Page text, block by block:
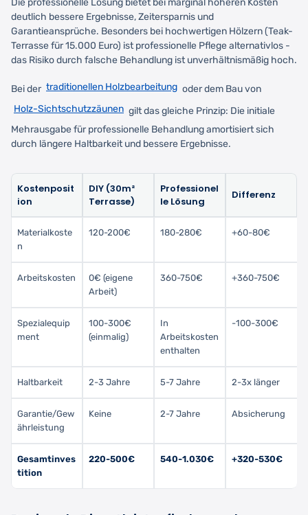
Die professionelle Lösung bietet bei marginal höheren Kosten
deutlich bessere Ergebnisse, Zeitersparnis und
Garantieansprüche. Besonders bei hochwertigen Hölzern (Teak-
Terrasse für 15.000 Euro) ist professionelle Pflege alternativlos -
das Risiko durch falsche Behandlung ist unverhältnismäßig hoch.
Bei der traditionellen Holzbearbeitung oder dem Bau von
Holz-Sichtschutzzäunen gilt das gleiche Prinzip: Die initiale
Mehrausgabe für professionelle Behandlung amortisiert sich
durch längere Haltbarkeit und bessere Ergebnisse.
Kostenposit
ion
DIY (30m²
Terrasse)
Professionel
le Lösung
Differenz
Materialkoste
n
120-200€ 180-280€ +60-80€
Arbeitskosten
0€ (eigene
Arbeit)
360-750€ +360-750€
Spezialequip
ment
100-300€
(einmalig)
In
Arbeitskosten
enthalten
-100-300€
Haltbarkeit 2-3 Jahre 5-7 Jahre 2-3x länger
Garantie/Gew
ährleistung
Keine 2-7 Jahre Absicherung
Gesamtinves
tition
220-500€ 540-1.030€ +320-530€